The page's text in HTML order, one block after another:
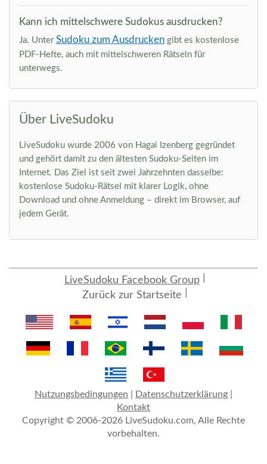
Kann ich mittelschwere Sudokus ausdrucken?
Ja. Unter Sudoku zum Ausdrucken gibt es kostenlose
PDF-Hefte, auch mit mittelschweren Rätseln für
unterwegs.
Über LiveSudoku
LiveSudoku wurde 2006 von Hagai Izenberg gegründet
und gehört damit zu den ältesten Sudoku-Seiten im
Internet. Das Ziel ist seit zwei Jahrzehnten dasselbe:
kostenlose Sudoku-Rätsel mit klarer Logik, ohne
Download und ohne Anmeldung – direkt im Browser, auf
jedem Gerät.
LiveSudoku Facebook Group
Zurück zur Startseite
Nutzungsbedingungen Datenschutzerklärung
Kontakt
Copyright © 2006-2026 LiveSudoku.com, Alle Rechte
vorbehalten.